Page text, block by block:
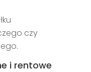
czy
i rentowe